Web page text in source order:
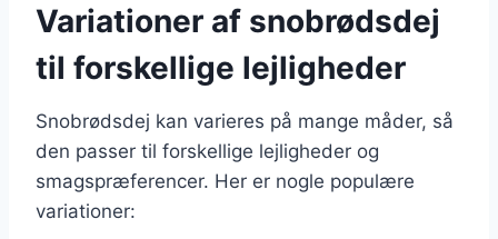
Variationer af snobrødsdej
til forskellige lejligheder
Snobrødsdej kan varieres på mange måder, så
den passer til forskellige lejligheder og
smagspræferencer. Her er nogle populære
variationer: